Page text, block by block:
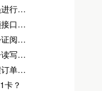
行注
口
阅读
写设
证阅
单自
卡？